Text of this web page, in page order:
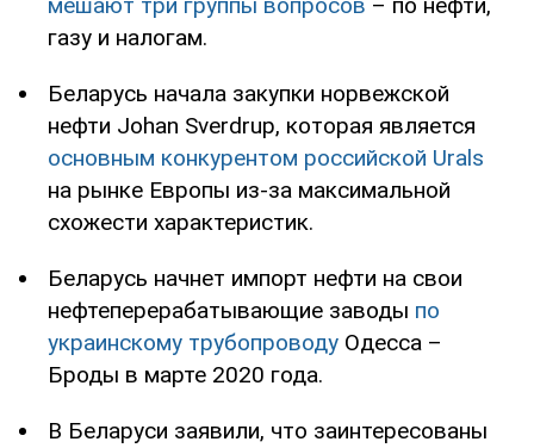
мешают три группы вопросов – по нефти,
газу и налогам.
Беларусь начала закупки норвежской
нефти Johan Sverdrup, которая является
основным конкурентом российской Urals
на рынке Европы из-за максимальной
схожести характеристик.
Беларусь начнет импорт нефти на свои
нефтеперерабатывающие заводы по
украинскому трубопроводу Одесса –
Броды в марте 2020 года.
В Беларуси заявили, что заинтересованы